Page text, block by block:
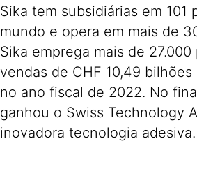
Sika tem subsidiárias em 101
mundo e opera em mais de
Sika emprega mais de
vendas de CHF 10,49
no ano fiscal de 2022. No
ganhou o Swiss Technology
inovadora tecnologia adesiva.